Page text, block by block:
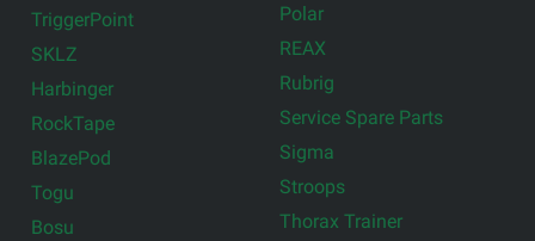
TriggerPoint
SKLZ
Harbinger
RockTape
BlazePod
Togu
Bosu
Polar
REAX
Rubrig
Service Spare Parts
Sigma
Stroops
Thorax Trainer